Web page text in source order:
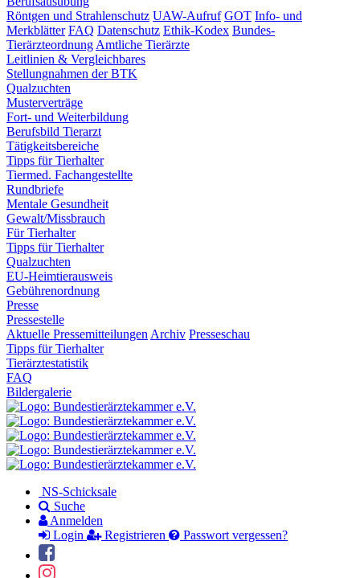
Röntgen und Strahlenschutz UAW-Aufruf GOT Info- und
Merkblätter FAQ Datenschutz Ethik-Kodex Bundes-
Tierärzteordnung Amtliche Tierärzte
Leitlinien & Vergleichbares
Stellungnahmen der BTK
Qualzuchten
Musterverträge
Fort- und Weiterbildung
Berufsbild Tierarzt
Tätigkeitsbereiche
Tipps für Tierhalter
Tiermed. Fachangestellte
Rundbriefe
Mentale Gesundheit
Gewalt/Missbrauch
Für Tierhalter
Tipps für Tierhalter
Qualzuchten
EU-Heimtierausweis
Gebührenordnung
Presse
Pressestelle
Aktuelle Pressemitteilungen Archiv Presseschau
Tipps für Tierhalter
Tierärztestatistik
FAQ
Bildergalerie
NS-Schicksale
Suche
Anmelden
Login
Registrieren Passwort vergessen?